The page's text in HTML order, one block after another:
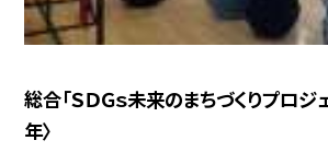
総合「ＳＤＧｓ未来のまちづくりプロジ
年〉